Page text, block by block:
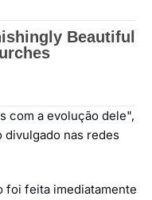
com a evolução dele",
nas redes
foi feita imediatamente